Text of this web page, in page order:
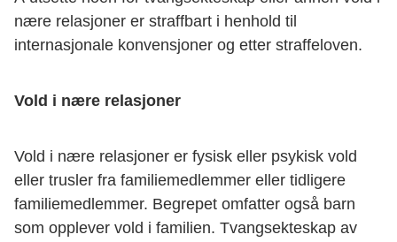
nære relasjoner er straffbart i henhold til
internasjonale konvensjoner og etter straffeloven.
Vold i nære relasjoner
Vold i nære relasjoner er fysisk eller psykisk vold
eller trusler fra familiemedlemmer eller tidligere
familiemedlemmer. Begrepet omfatter også barn
som opplever vold i familien. Tvangsekteskap av